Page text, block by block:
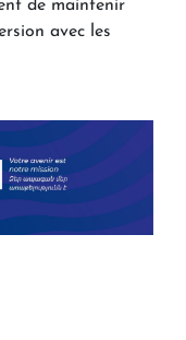
de maintenir
avec les